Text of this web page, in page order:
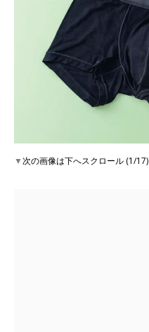
▼次の画像は下へスクロール (1/17)